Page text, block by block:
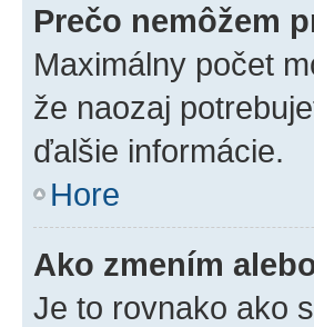
Prečo nemôžem
Maximálny počet
že naozaj
ďalšie informácie.
Hore
Ako zmením
Je to rovnako ako